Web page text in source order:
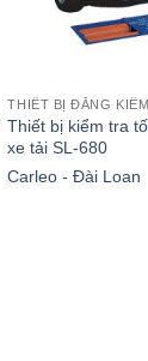
THIẾT BỊ ĐĂNG KIỂM
Thiết bị kiểm tra
xe tải SL-680
Carleo - Đài Loan